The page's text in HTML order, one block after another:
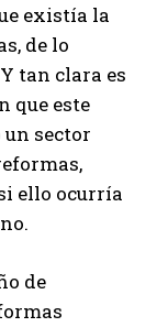
existía la
de lo
tan clara es
que este
sector
ello ocurría
de